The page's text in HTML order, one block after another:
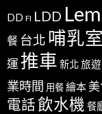
DD FI LDD
餐 台北 哺乳室
運 推車 新北旅遊
業時間 用餐繪本
電話飲水機 餐